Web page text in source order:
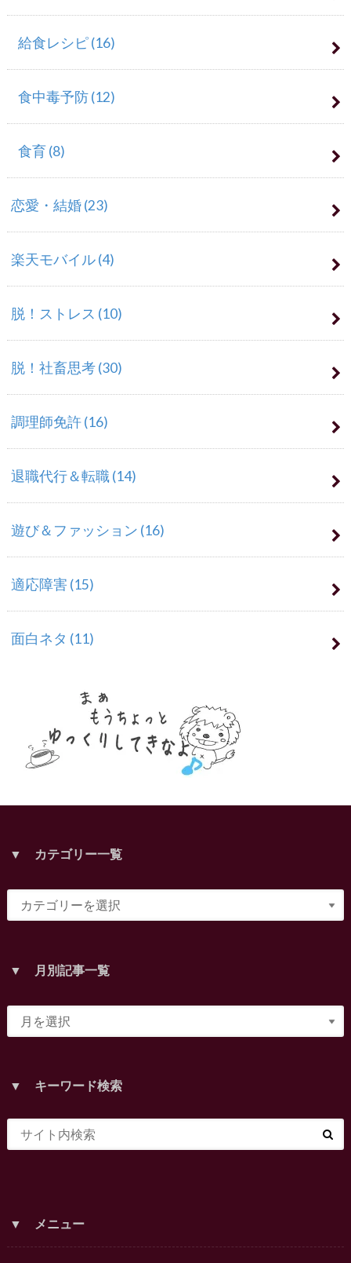
給食レシピ(16)
食中毒予防(12)
食育(8)
恋愛・結婚(23)
楽天モバイル(4)
脱！ストレス (10)
脱！社畜思考(30)
調理師免許(16)
退職代行＆転職(14)
遊び＆ファッション (16)
適応障害 (15)
面白ネタ (11)
▼ カテゴリー一覧
▼ 月別記事一覧
▼ キーワード検索
▼ メニュー